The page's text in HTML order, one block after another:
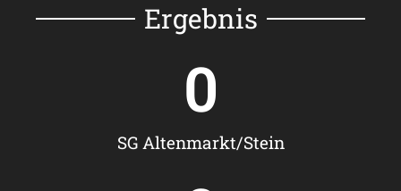
Ergebnis
SG Altenmarkt/Stein
0